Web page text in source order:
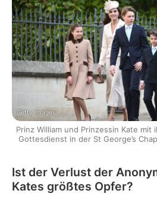
Getty Images
Prinz William und Prinzessin Kate mit
Gottesdienst in der St George’s
Ist der Verlust der
Kates größtes Opfer?